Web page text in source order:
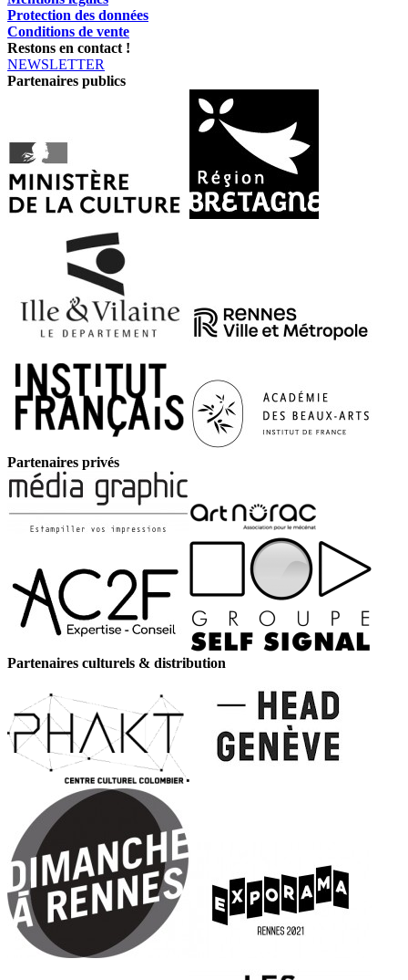
Protection des données
Conditions de vente
Restons en contact !
NEWSLETTER
Partenaires publics
Partenaires privés
Partenaires culturels & distribution